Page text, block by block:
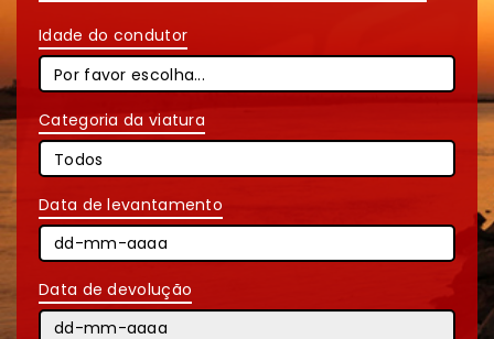
Idade do condutor
Categoria da viatura
Data de levantamento
Data de devolução